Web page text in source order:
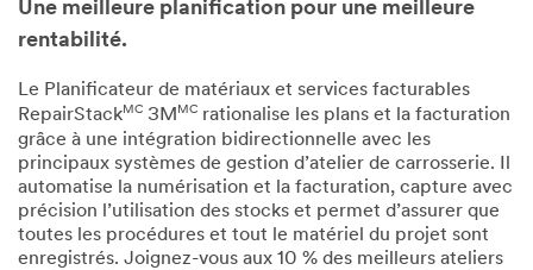
Une meilleure planification pour une meilleure
rentabilité.
Le Planificateur de matériaux et services facturables
RepairStackMC 3MMC rationalise les plans et la facturation
grâce à une intégration bidirectionnelle avec les
principaux systèmes de gestion d’atelier de carrosserie. Il
automatise la numérisation et la facturation, capture avec
précision l’utilisation des stocks et permet d’assurer que
toutes les procédures et tout le matériel du projet sont
enregistrés. Joignez-vous aux 10 % des meilleurs ateliers